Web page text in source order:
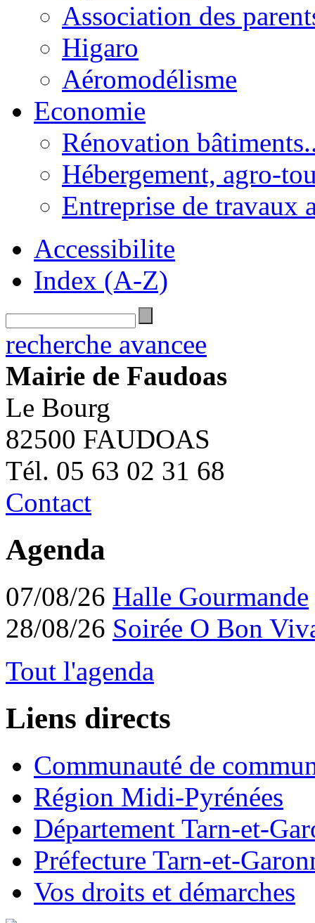
Association des
Higaro
Aéromodélisme
Economie
Rénovation
Hébergement, agro-
Entreprise de travaux
Accessibilite
Index (A-Z)
recherche avancee
Mairie de Faudoas
Le Bourg
82500 FAUDOAS
Tél. 05 63 02 31 68
Contact
Agenda
07/08/26 Halle Gourmande
28/08/26 Soirée O Bon
Tout l'agenda
Liens directs
Communauté de
Région Midi-Pyrénées
Département Tarn-et-
Préfecture Tarn-et-
Vos droits et démarches